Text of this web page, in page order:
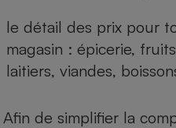
le détail des prix pour
magasin : épicerie,
laitiers, viandes,
Afin de simplifier la